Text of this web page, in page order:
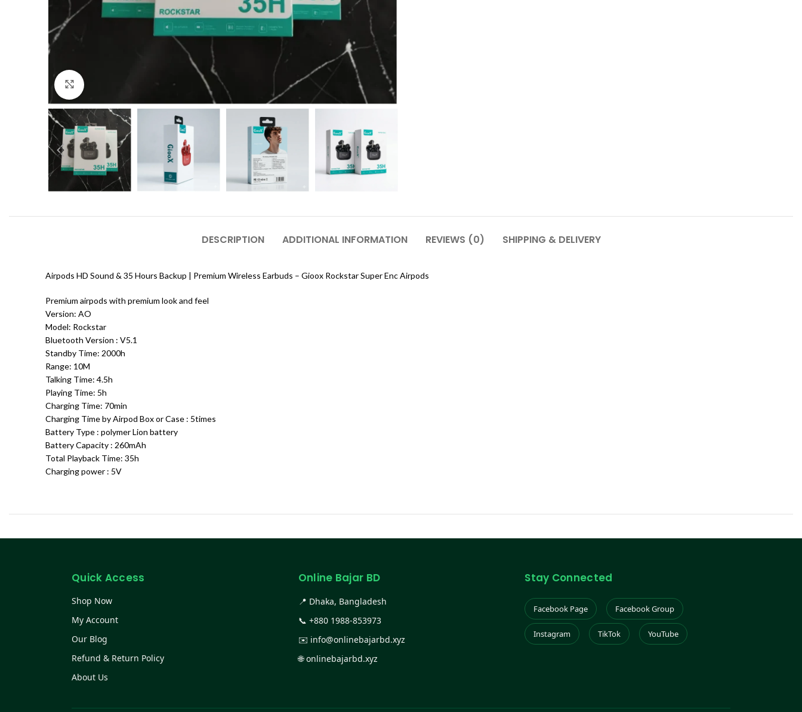
DESCRIPTION ADDITIONAL INFORMATION REVIEWS (0) SHIPPING & DELIVERY
Airpods HD Sound & 35 Hours Backup | Premium Wireless Earbuds – Gioox Rockstar Super Enc Airpods
Premium airpods with premium look and feel
Version: AO
Model: Rockstar
Bluetooth Version : V5.1
Standby Time: 2000h
Range: 10M
Talking Time: 4.5h
Playing Time: 5h
Charging Time: 70min
Charging Time by Airpod Box or Case : 5times
Battery Type : polymer Lion battery
Battery Capacity : 260mAh
Total Playback Time: 35h
Charging power : 5V
Quick Access
Shop Now
My Account
Our Blog
Refund & Return Policy
About Us
Online Bajar BD
📍 Dhaka, Bangladesh
📞 +880 1988-853973
✉️ info@onlinebajarbd.xyz
🌐onlinebajarbd.xyz
Stay Connected
Facebook Page Facebook Group
Instagram TikTok YouTube